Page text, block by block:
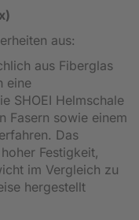
aus:
aus Fiberglas
eine
SHOEI Helmschale
Fasern sowie einem
Das
Festigkeit,
im Vergleich zu
hergestellt